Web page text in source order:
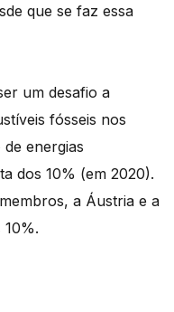
que se faz essa
um desafio a
fósseis nos
energias
dos 10% (em 2020).
a Áustria e a